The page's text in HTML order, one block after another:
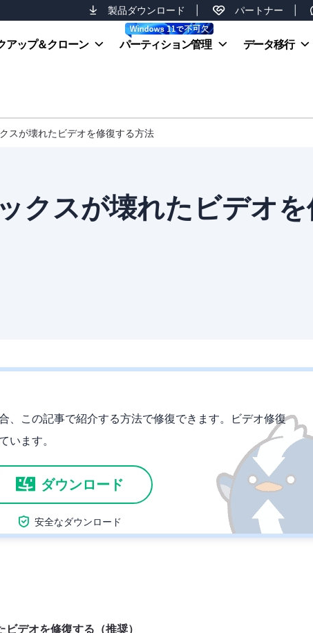
製品ダウンロード パートナー
アップ＆クローン パーティション管理 データ移行
スが壊れたビデオを修復する方法
クスが壊れたビデオ
、この記事で紹介する方法で修復できます。ビデオ修復
います。
ダウンロード
 安全なダウンロード
デオを修復する（推奨）